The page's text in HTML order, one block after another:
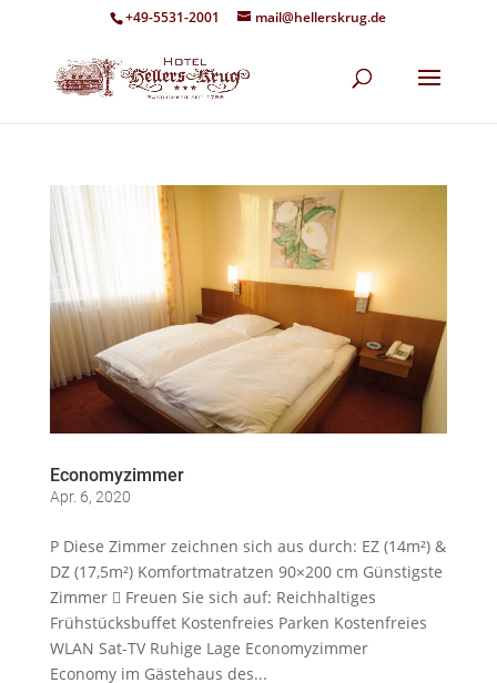
+49-5531-2001 mail@hellerskrug.de
Economyzimmer
Apr. 6, 2020
P Diese Zimmer zeichnen sich aus durch: EZ (14m²) &
DZ (17,5m²) Komfortmatratzen 90×200 cm Günstigste
Zimmer  Freuen Sie sich auf: Reichhaltiges
Frühstücksbuffet Kostenfreies Parken Kostenfreies
WLAN Sat-TV Ruhige Lage Economyzimmer
Economy im Gästehaus des...